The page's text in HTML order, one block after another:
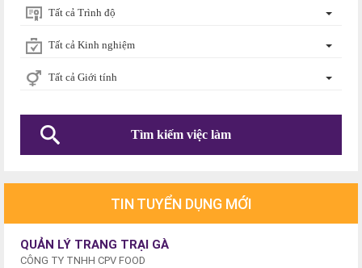
Tất cả Trình độ
Tất cả Kinh nghiệm
Tất cả Giới tính
TIN TUYỂN DỤNG MỚI
QUẢN LÝ TRANG TRẠI GÀ
CÔNG TY TNHH CPV FOOD